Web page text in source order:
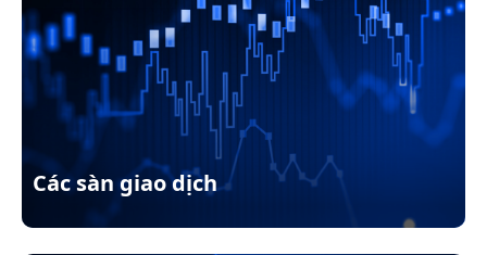
Các sàn giao dịch